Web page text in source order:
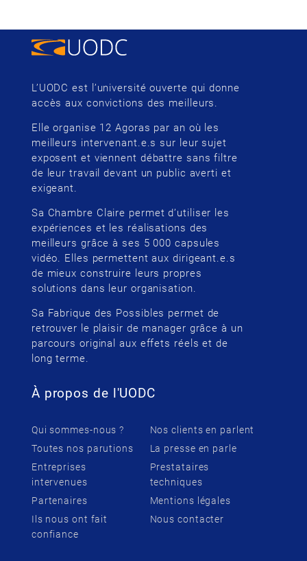
L’UODC est l’université ouverte qui donne
accès aux convictions des meilleurs.
Elle organise 12 Agoras par an où les
meilleurs intervenant.e.s sur leur sujet
exposent et viennent débattre sans filtre
de leur travail devant un public averti et
exigeant.
Sa Chambre Claire permet d’utiliser les
expériences et les réalisations des
meilleurs grâce à ses 5 000 capsules
vidéo. Elles permettent aux dirigeant.e.s
de mieux construire leurs propres
solutions dans leur organisation.
Sa Fabrique des Possibles permet de
retrouver le plaisir de manager grâce à un
parcours original aux effets réels et de
long terme.
À propos de l'UODC
Qui sommes-nous ?
Toutes nos parutions
Entreprises
intervenues
Partenaires
Ils nous ont fait
confiance
Nos clients en parlent
La presse en parle
Prestataires
techniques
Mentions légales
Nous contacter